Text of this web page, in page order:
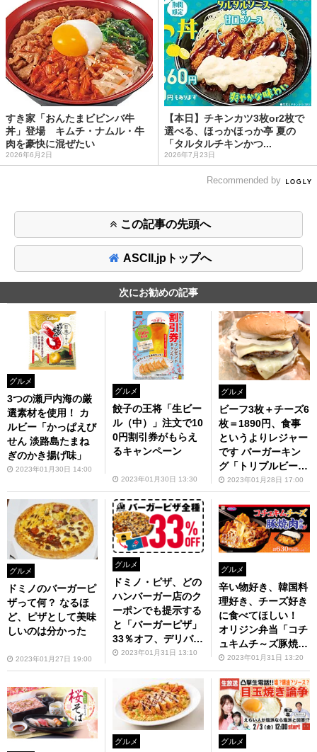
すき家「おんたまビビンバ牛
丼」登場 キムチ・ナムル・牛
肉を豪快に混ぜたい
2026年6月2日
【本日】チキンカツ3枚or2枚で
選べる、ほっかほっか亭 夏の
「タルタルチキンかつ...
2026年7月23日
Recommended by
この記事の先頭へ
ASCII.jpトップへ
次にお勧めの記事
グルメ
3つの瀬戸内海の厳
選素材を使用！ カ
ルビー「かっぱえび
せん 淡路島たまね
ぎのかき揚げ味」
2023年01月30日 14:00
グルメ
餃子の王将「生ビー
ル（中）」注文で10
0円割引券がもらえ
るキャンペーン
2023年01月30日 13:30
グルメ
ビーフ3枚＋チーズ6
枚＝1890円、食事
というよりレジャー
です バーガーキン
グ「トリプルビー
フ・ゲレンデ」
2023年01月28日 17:00
グルメ
ドミノのバーガーピ
ザって何？ なるほ
ど、ピザとして美味
しいのは分かった
2023年01月27日 19:00
グルメ
ドミノ・ピザ、どの
ハンバーガー店のク
ーポンでも提示する
と「バーガーピザ」
33％オフ、デリバリ
ー限定
2023年01月31日 13:10
グルメ
辛い物好き、韓国料
理好き、チーズ好き
に食べてほしい！
オリジン弁当「コチ
ュキムチ～ズ豚焼肉
弁当」
2023年01月31日 13:20
グルメ グルメ